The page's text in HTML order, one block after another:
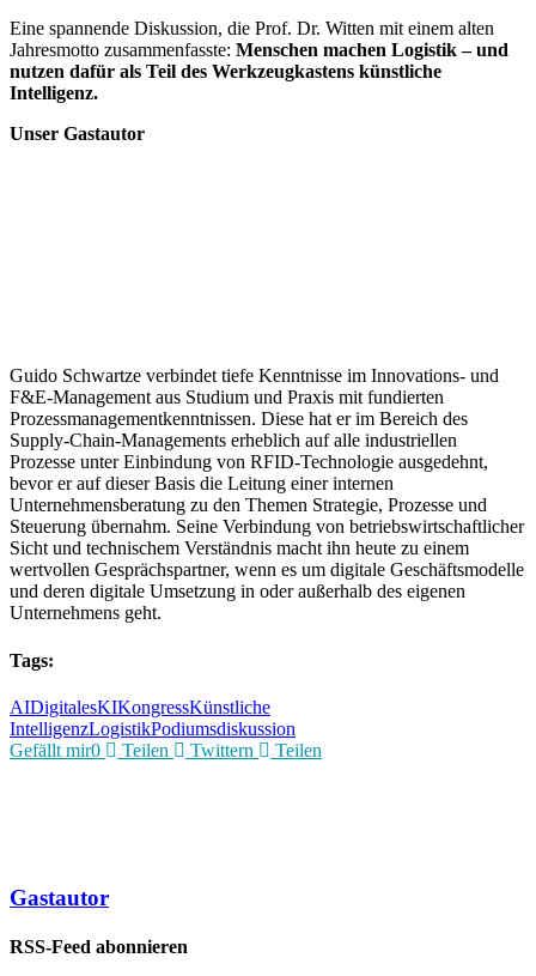
Eine spannende Diskussion, die Prof. Dr. Witten mit einem alten
Jahresmotto zusammenfasste: Menschen machen Logistik – und
nutzen dafür als Teil des Werkzeugkastens künstliche
Intelligenz.
Unser Gastautor
Guido Schwartze verbindet tiefe Kenntnisse im Innovations- und
F&E-Management aus Studium und Praxis mit fundierten
Prozessmanagementkenntnissen. Diese hat er im Bereich des
Supply-Chain-Managements erheblich auf alle industriellen
Prozesse unter Einbindung von RFID-Technologie ausgedehnt,
bevor er auf dieser Basis die Leitung einer internen
Unternehmensberatung zu den Themen Strategie, Prozesse und
Steuerung übernahm. Seine Verbindung von betriebswirtschaftlicher
Sicht und technischem Verständnis macht ihn heute zu einem
wertvollen Gesprächspartner, wenn es um digitale Geschäftsmodelle
und deren digitale Umsetzung in oder außerhalb des eigenen
Unternehmens geht.
Tags:
AIDigitalesKIKongressKünstliche
IntelligenzLogistikPodiumsdiskussion
Gefällt mir0 Teilen Twittern Teilen
Gastautor
RSS-Feed abonnieren